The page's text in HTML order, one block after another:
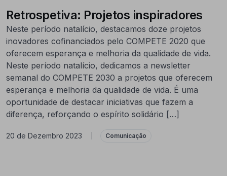
Retrospetiva: Projetos inspiradores
Neste período natalício, destacamos doze projetos
inovadores cofinanciados pelo COMPETE 2020 que
oferecem esperança e melhoria da qualidade de vida.
Neste período natalício, dedicamos a newsletter
semanal do COMPETE 2030 a projetos que oferecem
esperança e melhoria da qualidade de vida. É uma
oportunidade de destacar iniciativas que fazem a
diferença, reforçando o espírito solidário […]
20 de Dezembro 2023 Comunicação